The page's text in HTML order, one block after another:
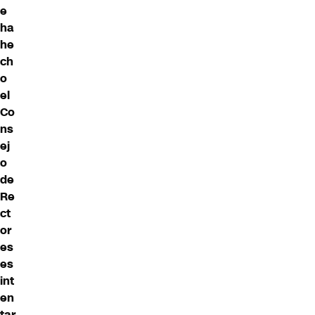
e
ha
he
ch
o
el
Co
ns
ej
o
de
Re
ct
or
es
es
int
en